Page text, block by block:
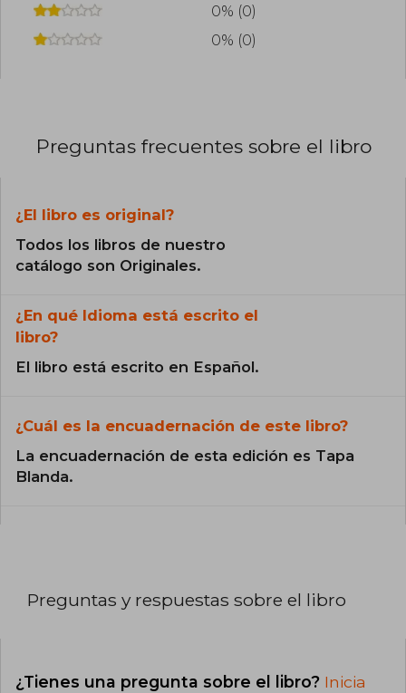
0% (0)
0% (0)
Preguntas frecuentes sobre el libro
¿El libro es original?
Todos los libros de nuestro
catálogo son Originales.
¿En qué Idioma está escrito el
libro?
El libro está escrito en Español.
¿Cuál es la encuadernación de este libro?
La encuadernación de esta edición es Tapa
Blanda.
Preguntas y respuestas sobre el libro
¿Tienes una pregunta sobre el libro? Inicia